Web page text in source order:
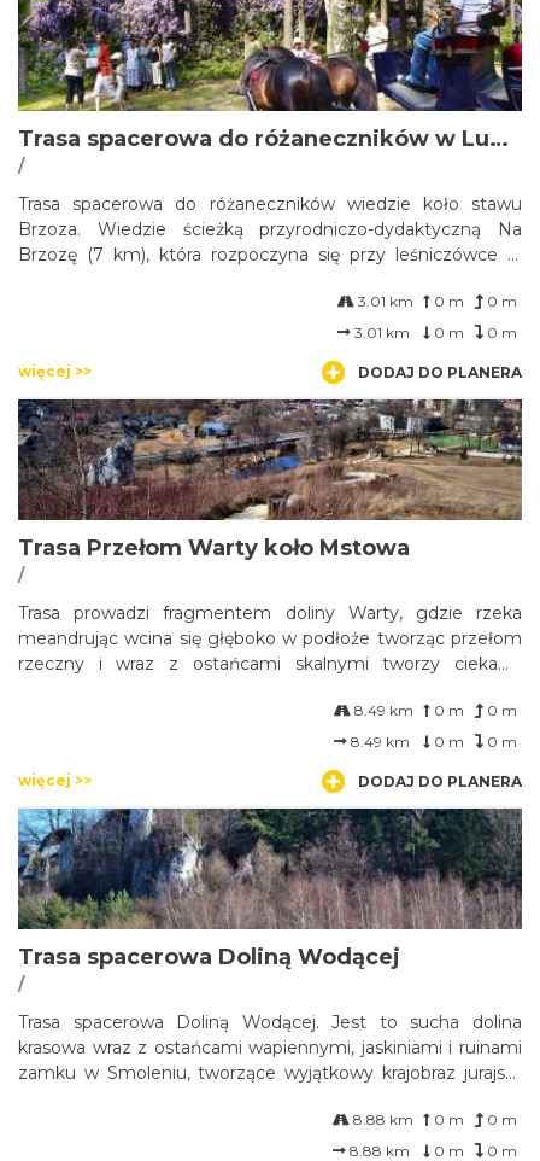
Trasa spacerowa do różaneczników w Lubockiem
/
Trasa spacerowa do różaneczników wiedzie koło stawu
Brzoza. Wiedzie ścieżką przyrodniczo-dydaktyczną Na
Brzozę (7 km), która rozpoczyna się przy leśniczówce w
3.01 km 0 m
0 m
3.01 km
0 m 0 m
więcej >> DODAJ DO PLANERA
Trasa Przełom Warty koło Mstowa
/
Trasa prowadzi fragmentem doliny Warty, gdzie rzeka
meandrując wcina się głęboko w podłoże tworząc przełom
rzeczny i wraz z ostańcami skalnymi tworzy ciekawy
8.49 km 0 m
0 m
8.49 km
0 m 0 m
więcej >> DODAJ DO PLANERA
Trasa spacerowa Doliną Wodącej
/
Trasa spacerowa Doliną Wodącej. Jest to sucha dolina
krasowa wraz z ostańcami wapiennymi, jaskiniami i ruinami
zamku w Smoleniu, tworzące wyjątkowy krajobraz jurajski,
8.88 km 0 m
0 m
8.88 km
0 m 0 m